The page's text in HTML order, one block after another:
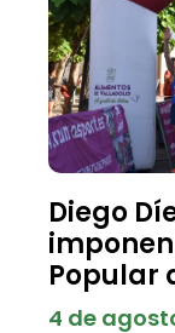
Diego
Popular
4 de